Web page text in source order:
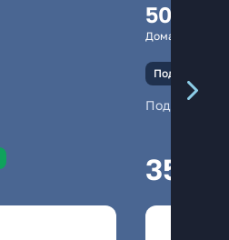
500
Домашний
Подключение
350